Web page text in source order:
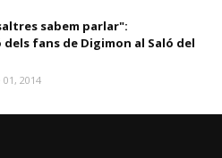
sabem parlar":
fans de Digimon al Saló del
2014